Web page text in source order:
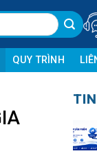
QUY TRÌNH